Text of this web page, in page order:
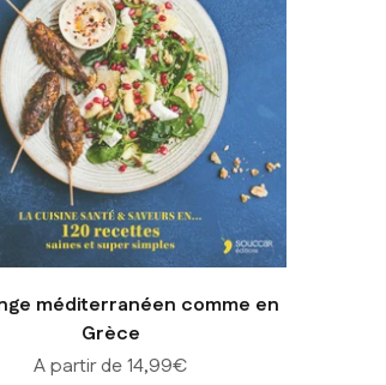
méditerranéen comme en
Grèce
Prix de vente
A partir de 14,99€